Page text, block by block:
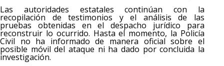
Las autoridades estatales continúan con la
recopilación de testimonios y el análisis de las
pruebas obtenidas en el despacho jurídico para
reconstruir lo ocurrido. Hasta el momento, la Policía
Civil no ha informado de manera oficial sobre el
posible móvil del ataque ni ha dado por concluida la
investigación.